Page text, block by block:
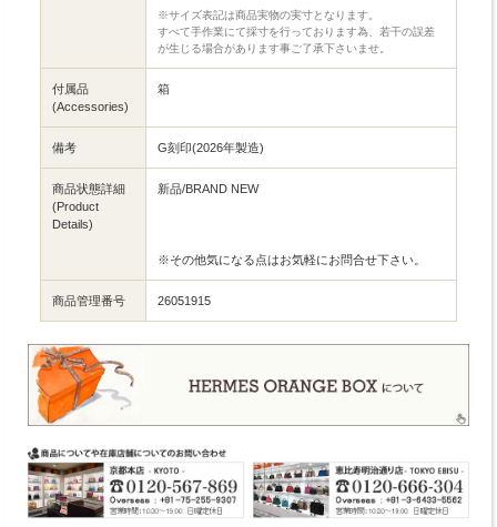
※サイズ表記は商品実物の実寸となります。
すべて手作業にて採寸を行っております為、若干の誤差
が生じる場合があります事ご了承下さいませ。
付属品
(Accessories)
箱
備考 G刻印(2026年製造)
商品状態詳細
(Product
Details)
新品/BRAND NEW
※その他気になる点はお気軽にお問合せ下さい。
商品管理番号 26051915